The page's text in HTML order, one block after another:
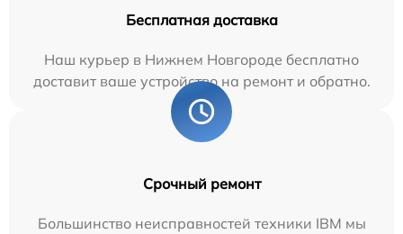
Бесплатная доставка
Наш курьер в Нижнем Новгороде бесплатно
доставит ваше устройство на ремонт и обратно.
Срочный ремонт
Большинство неисправностей техники IBM мы